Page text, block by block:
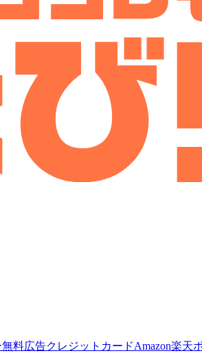
無料広告クレジットカードAmazon楽天